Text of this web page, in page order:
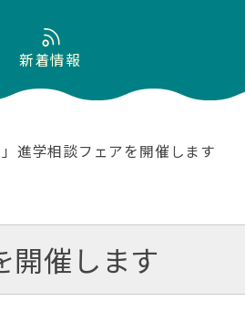
新着情報
進学相談フェアを開催します
開催します